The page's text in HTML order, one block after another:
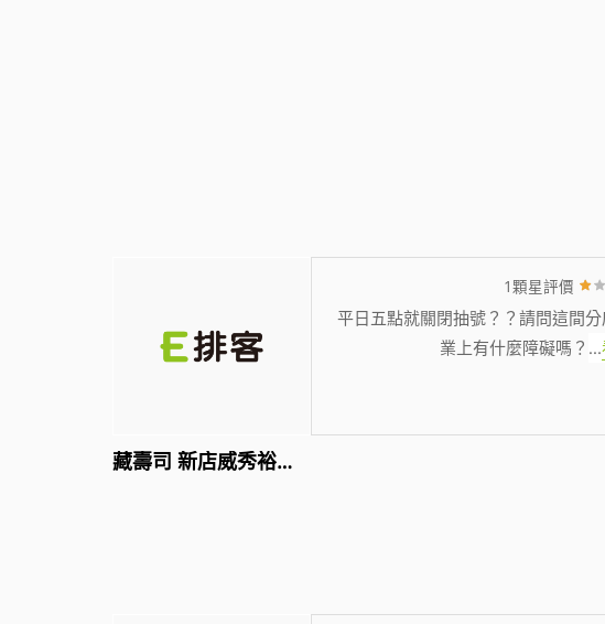
1顆星評價
平日五點就關閉抽號？？請問這間
業上有什麼障礙嗎？ ...
藏壽司 新店威秀裕隆店